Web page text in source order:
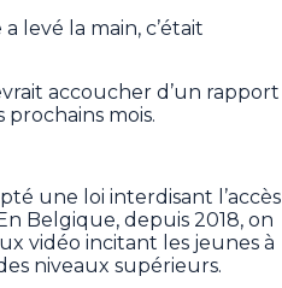
levé la main, c’était
accoucher d’un rapport
mois.
une loi interdisant l’accès
Belgique, depuis 2018, on
vidéo incitant les jeunes à
niveaux supérieurs.